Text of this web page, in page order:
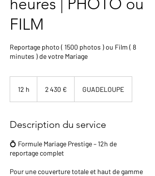
heures | PHOTO ou
FILM
Reportage photo ( 1500 photos ) ou Film ( 8
minutes ) de votre Mariage
12 h 2 430 € GUADELOUPE
Description du service
💍 Formule Mariage Prestige – 12h de
reportage complet
Pour une couverture totale et haut de gamme